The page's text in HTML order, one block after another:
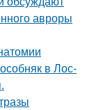
авроры
в Лос-